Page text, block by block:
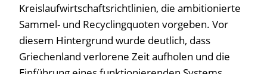
Kreislaufwirtschaftsrichtlinien, die ambitionierte
Sammel- und Recyclingquoten vorgeben. Vor
diesem Hintergrund wurde deutlich, dass
Griechenland verlorene Zeit aufholen und die